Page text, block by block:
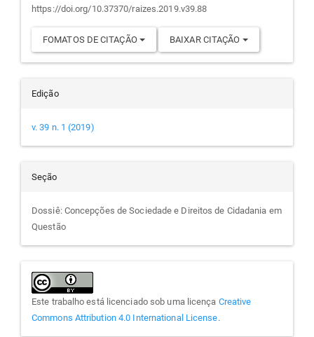
https://doi.org/10.37370/raizes.2019.v39.88
FOMATOS DE CITAÇÃO BAIXAR CITAÇÃO
Edição
v. 39 n. 1 (2019)
Seção
Dossiê: Concepções de Sociedade e Direitos de Cidadania em
Questão
Este trabalho está licenciado sob uma licença Creative
Commons Attribution 4.0 International License.